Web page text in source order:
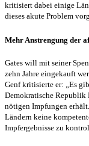
kritisiert dabei einige
dieses akute Problem
Mehr Anstrengung der
Gates will mit seiner
zehn Jahre eingekauft
Genf kritisierte er: „Es
Demokratische Republik
nötigen Impfungen
Ländern keine
Impfergebnisse zu